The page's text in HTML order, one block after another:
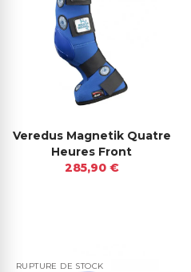
Veredus Magnetik Quatre
Heures Front
285,90 €
RUPTURE DE STOCK